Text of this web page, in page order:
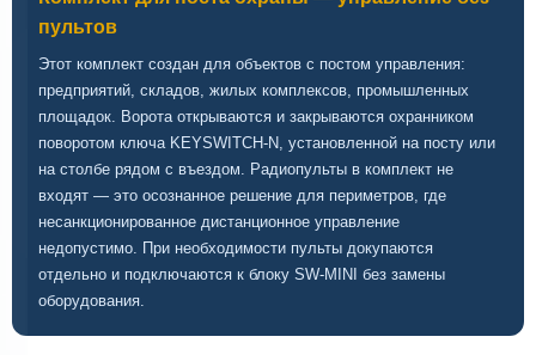
пультов
Этот комплект создан для объектов с постом управления:
предприятий, складов, жилых комплексов, промышленных
площадок. Ворота открываются и закрываются охранником
поворотом ключа KEYSWITCH-N, установленной на посту или
на столбе рядом с въездом. Радиопульты в комплект не
входят — это осознанное решение для периметров, где
несанкционированное дистанционное управление
недопустимо. При необходимости пульты докупаются
отдельно и подключаются к блоку SW-MINI без замены
оборудования.